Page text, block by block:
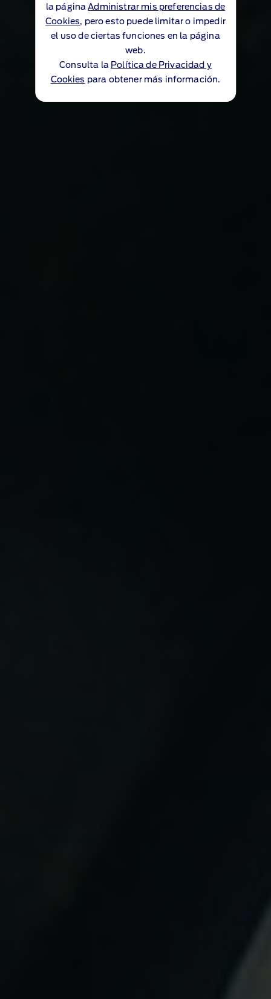
la páginaAdministrar mis preferencias de
Cookies, pero esto puede limitar o impedir
el uso de ciertas funciones en la página
web.
Consulta la Política de Privacidad y
Cookies para obtener más información.